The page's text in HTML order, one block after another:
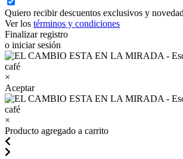
Quiero recibir descuentos exclusivos y
Ver los términos y condiciones
Finalizar registro
o iniciar sesión
×
Aceptar
×
Producto agregado a carrito